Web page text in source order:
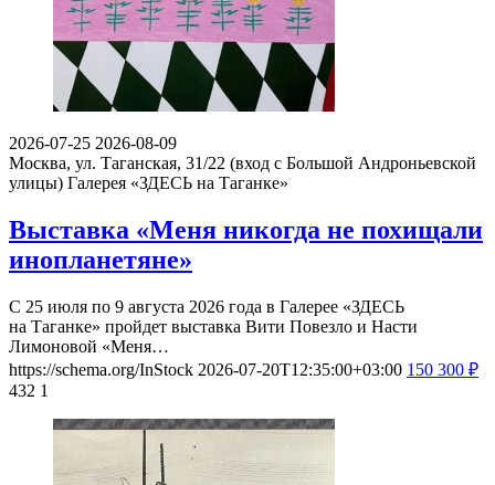
2026-07-25 2026-08-09
Москва, ул. Таганская, 31/22 (вход с Большой Андроньевской
улицы) Галерея «ЗДЕСЬ на Таганке»
Выставка «Меня никогда не похищали
инопланетяне»
С 25 июля по 9 августа 2026 года в Галерее «ЗДЕСЬ
на Таганке» пройдет выставка Вити Повезло и Насти
Лимоновой «Меня…
https://schema.org/InStock 2026-07-20T12:35:00+03:00 150 300 ₽
432 1